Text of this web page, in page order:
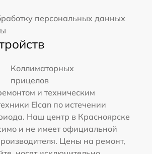
персональных данных
Коллиматорных
прицелов
и техническим
Elcan по истечении
Наш центр в Красноярске
и не имеет официальной
Цены на ремонт,